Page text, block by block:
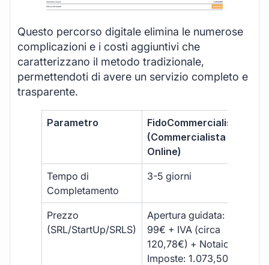
Questo percorso digitale elimina le numerose
complicazioni e i costi aggiuntivi che
caratterizzano il metodo tradizionale,
permettendoti di avere un servizio completo e
trasparente.
Parametro
FidoCommercialista
(Commercialista
Online)
Tempo di
Completamento
3-5 giorni
Prezzo
(SRL/StartUp/SRLS)
Apertura guidata:
99€ + IVA (circa
120,78€) + Notaio e
Imposte: 1.073,50€